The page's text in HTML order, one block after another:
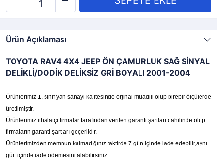
Ürün Açıklaması
TOYOTA RAV4 4X4 JEEP ÖN ÇAMURLUK SAĞ SİNYAL
DELİKLİ/DODİK DELİKSİZ GRİ BOYALI 2001-2004
Ürünlerimiz 1. sınıf yan sanayi kalitesinde orjinal muadili olup birebir ölçülerde
üretilmiştir.
Ürünlerimiz ithalatçı firmalar tarafından verilen garanti şartları dahilinde olup
firmaların garanti şartları geçerlidir.
Ürünlerimizden memnun kalmadığınız taktirde 7 gün içinde iade edebilir,aynı
gün içinde iade ödemesini alabilirsiniz.